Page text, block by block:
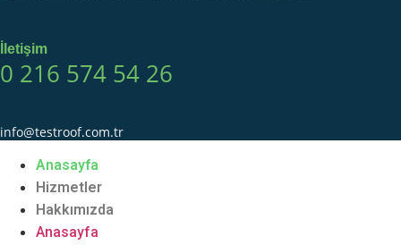
İletişim
0 216 574 54 26
info@testroof.com.tr
Anasayfa
Hizmetler
Hakkımızda
Anasayfa